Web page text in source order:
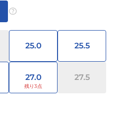
25.0 25.5
27.0 27.5